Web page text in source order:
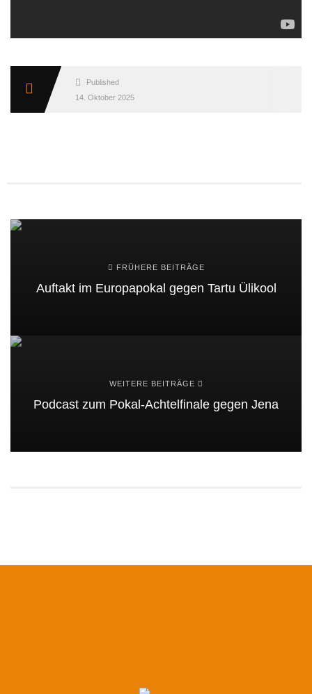
Published
14. Oktober 2025
FRÜHERE BEITRÄGE
Auftakt im Europapokal gegen Tartu Ülikool
WEITERE BEITRÄGE
Podcast zum Pokal-Achtelfinale gegen Jena